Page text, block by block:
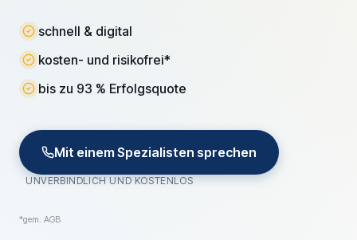
schnell & digital
kosten- und risikofrei*
bis zu 93 % Erfolgsquote
Mit einem Spezialisten sprechen
UNVERBINDLICH UND KOSTENLOS
*gem. AGB